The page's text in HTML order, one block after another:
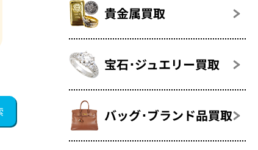
貴金属買取
宝石･ジュエリー買取
バッグ･ブランド品買取